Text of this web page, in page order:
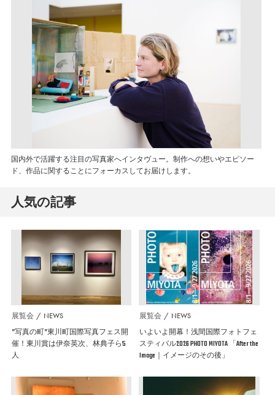
国内外で活躍する注目の写真家へインタヴュー。制作への想いやエピソー
ド、作品に関することにフォーカスしてお届けします。
人気の記事
展覧会 NEWS
”写真の町”東川町国際写真フェス開
催！東川賞は伊奈英次、林典子ら5
人
展覧会 NEWS
いよいよ開幕！浅間国際フォトフェ
スティバル2026 PHOTO MIYOTA 「After the
Image｜イメージのその後」